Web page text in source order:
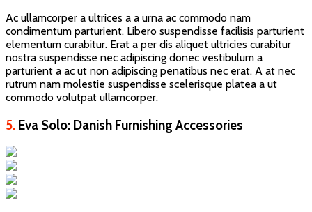
Ac ullamcorper a ultrices a a urna ac commodo nam
condimentum parturient. Libero suspendisse facilisis parturient
elementum curabitur. Erat a per dis aliquet ultricies curabitur
nostra suspendisse nec adipiscing donec vestibulum a
parturient a ac ut non adipiscing penatibus nec erat. A at nec
rutrum nam molestie suspendisse scelerisque platea a ut
commodo volutpat ullamcorper.
5. Eva Solo: Danish Furnishing Accessories